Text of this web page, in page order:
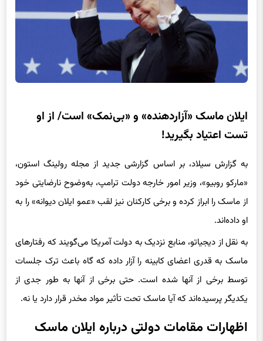
ایلان ماسک «آزاردهنده» و «بی‌نمک» است/ از او
تست اعتیاد بگیرید!
به گزارش سیلاد، بر اساس گزارشی جدید از مجله رولینگ استون،
«مارکو روبیو»، وزیر امور خارجه دولت ترامپ، به‌وضوح نارضایتی خود
از ماسک را ابراز کرده و برخی کارکنان نیز لقب «عمو ایلان دیوانه» را به
او داده‌اند.
به نقل از دیجیاتو، منابع نزدیک به دولت آمریکا می‌گویند که رفتارهای
ماسک به قدری اعضای کابینه را آزار داده که گاه باعث ترک جلسات
توسط برخی از آنها شده است. حتی برخی از آنها به طور جدی از
یکدیگر پرسیده‌اند که آیا ماسک تحت تأثیر مواد مخدر قرار دارد یا نه.
اظهارات مقامات دولتی درباره ایلان ماسک